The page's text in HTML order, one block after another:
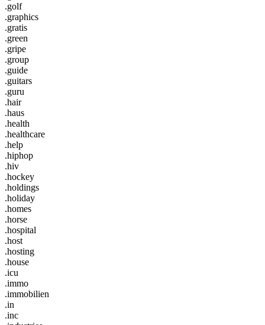
.golf
.graphics
.gratis
.green
.gripe
.group
.guide
.guitars
.guru
.hair
.haus
.health
.healthcare
.help
.hiphop
.hiv
.hockey
.holdings
.holiday
.homes
.horse
.hospital
.host
.hosting
.house
.icu
.immo
.immobilien
.in
.inc